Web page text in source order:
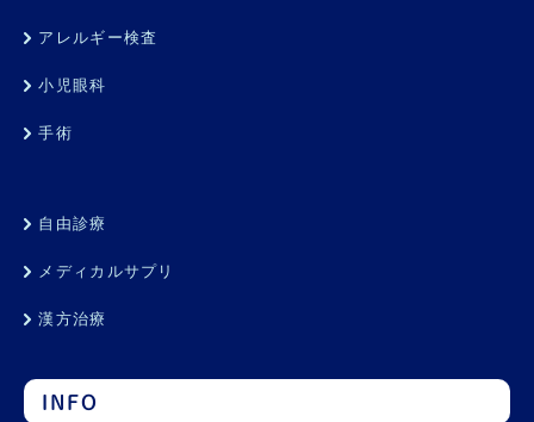
アレルギー検査
小児眼科
手術
自由診療
メディカルサプリ
漢方治療
INFO